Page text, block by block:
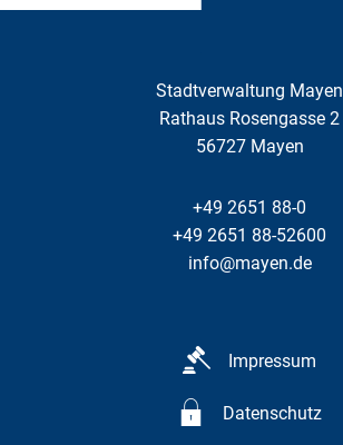
Stadtverwaltung Mayen
Rathaus Rosengasse 2
56727 Mayen
+49 2651 88-0
+49 2651 88-52600
info@mayen.de
Impressum
Datenschutz